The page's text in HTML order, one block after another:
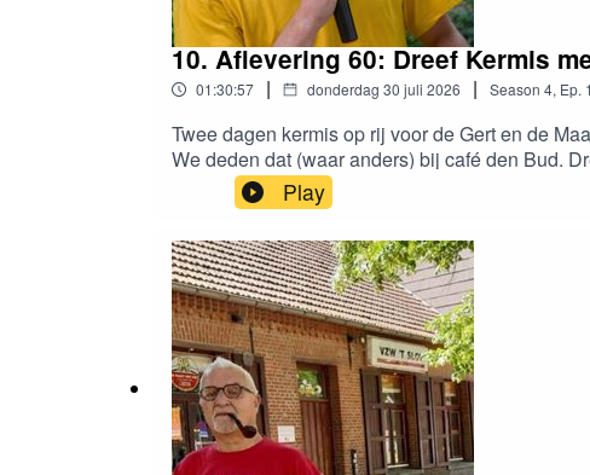
10. Aflevering 60: Dreef Kermis
01:30:57 | donderdag 30 juli 2026 | Season 4, Ep.
Twee dagen kermis op rij voor de Gert en de
We deden dat (waar anders) bij café den Bud.
iets wist over Dreef Kermis of er ooit geweest
Play